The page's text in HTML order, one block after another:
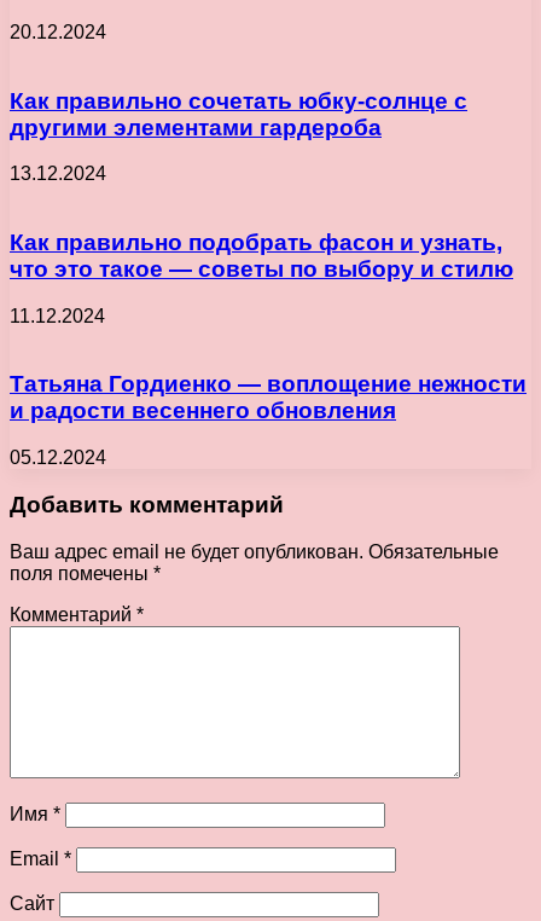
20.12.2024
Как правильно сочетать юбку-солнце с
другими элементами гардероба
13.12.2024
Как правильно подобрать фасон и узнать,
что это такое — советы по выбору и стилю
11.12.2024
Татьяна Гордиенко — воплощение нежности
и радости весеннего обновления
05.12.2024
Добавить комментарий
Ваш адрес email не будет опубликован. Обязательные
поля помечены *
Комментарий *
Имя *
Email *
Сайт